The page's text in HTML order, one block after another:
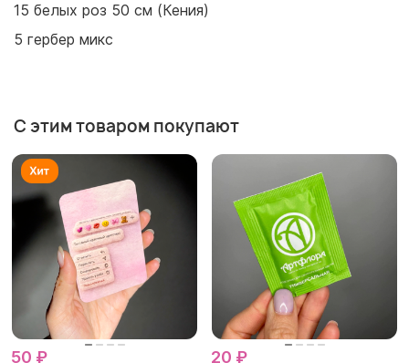
15 белых роз 50 см (Кения)
5 гербер микс
С этим товаром покупают
50 ₽ 20 ₽